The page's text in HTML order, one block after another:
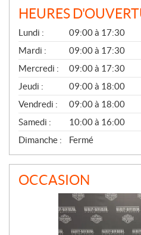
HEURES
G
É
N
É
R
A
L
Lundi :
09:00 à 17:30
Mardi :
09:00 à 17:30
Mercredi :
09:00 à 17:30
Jeudi :
09:00 à 18:00
Vendredi :
09:00 à 18:00
Samedi :
10:00 à 16:00
Dimanche :
Fermé
OCCASION